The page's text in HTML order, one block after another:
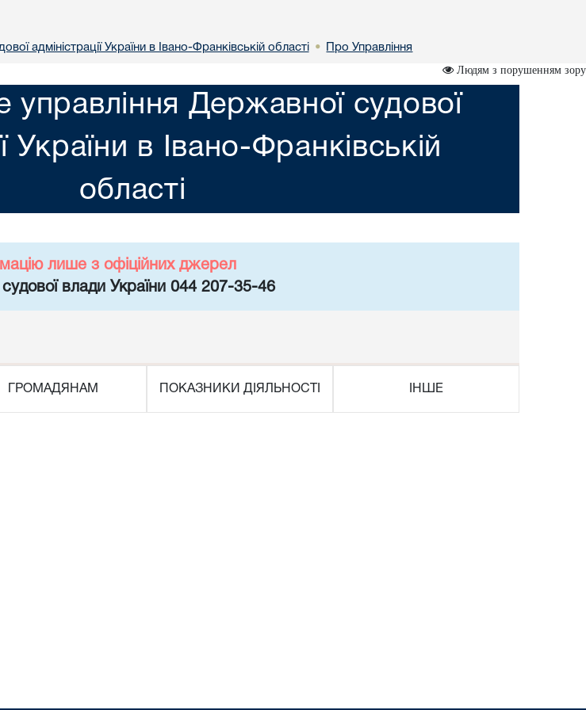
адміністрації України в Iвано-Франкiвській областi • Про Управління
Людям з порушенням зору
управління Державної судової
України в Iвано-Франкiвській
областi
лише з офіційних джерел
влади України 044 207-35-46
ГРОМАДЯНАМ ПОКАЗНИКИ ДІЯЛЬНОСТІ ІНШЕ